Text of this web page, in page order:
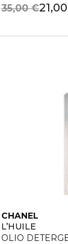
35,00 €
CHANEL
L’HUILE
OLIO